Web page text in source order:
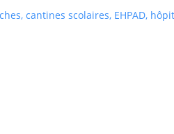
cantines scolaires, EHPAD,